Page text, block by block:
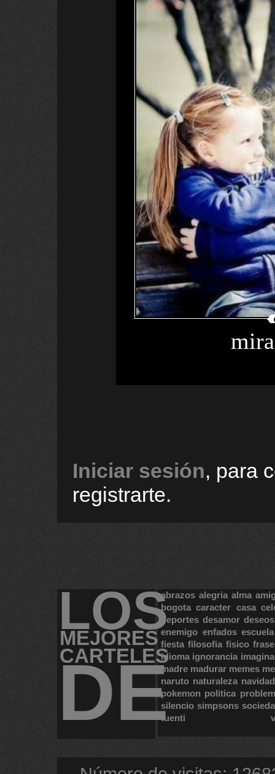
Iniciar sesión, para
registrarte.
LOS
MEJORES
CARTELES
DE
abrazos alegria alma
bogota caracter casa
deportes desamor deseos
enemigo enfados escuela
fiesta filosofia fisico
idioma ignorancia
madre madurar memes
naruto naturaleza navidad
pokemon politica
silencio simpsons
tuenti